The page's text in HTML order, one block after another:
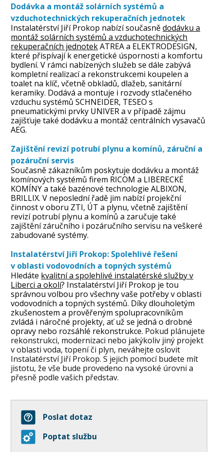
Dodávka a montáž solárních systémů a
vzduchotechnických rekuperačních jednotek
Instalatérství Jiří Prokop nabízí současnědodávku a
montáž solárních systémů a vzduchotechnických
rekuperačních jednotekATREA a ELEKTRODESIGN,
které přispívají k energetické úspornosti a komfortu
bydlení. V rámci nabízených služeb se dále zabývá
kompletní realizací a rekonstrukcemi koupelen a
toalet na klíč, včetně obkladů, dlažeb, sanitární
keramiky. Dodává a montuje i rozvody stlačeného
vzduchu systémů SCHNEIDER, TESEO s
pneumatickými prvky UNIVER a v případě zájmu
zajišťuje také dodávku a montáž centrálních vysavačů
AEG.
Zajištění revizí potrubí plynu a komínů, záruční a
pozáruční servis
Současně zákazníkům poskytuje dodávku a montáž
komínových systémů firem RICOM a LIBERECKÉ
KOMÍNY a také bazénové technologie ALBIXON,
BRILLIX. V neposlední řadě jim nabízí projekční
činnost v oboru ZTI, ÚT a plynu, včetně zajištění
revizí potrubí plynu a komínů a zaručuje také
zajištění záručního i pozáručního servisu na veškeré
zabudované systémy.
Instalatérství Jiří Prokop: Spolehlivé řešení
v oblasti vodovodních a topných systémů
Hledáte kvalitní a spolehlivé instalatérské služby v
Liberci a okolí? Instalatérství Jiří Prokop je tou
správnou volbou pro všechny vaše potřeby v oblasti
vodovodních a topných systémů. Díky dlouholetým
zkušenostem a prověřeným spolupracovníkům
zvládá i náročné projekty, ať už se jedná o drobné
opravy nebo rozsáhlé rekonstrukce. Pokud plánujete
rekonstrukci, modernizaci nebo jakýkoliv jiný projekt
v oblasti voda, topení či plyn, neváhejte oslovit
Instalatérství Jiří Prokop. S jejich pomocí budete mít
jistotu, že vše bude provedeno na vysoké úrovni a
přesně podle vašich představ.
Poslat dotaz
Poptat službu